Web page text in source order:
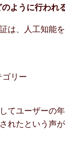
ように行われ
は、人工知能
リー
てユーザーの
れたという声